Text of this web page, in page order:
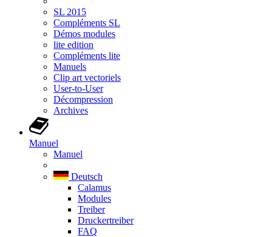
SL 2015
Compléments SL
Démos modules
lite edition
Compléments lite
Manuels
Clip art vectoriels
User-to-User
Décompression
Archives
Manuel
Manuel
Deutsch
Calamus
Modules
Treiber
Druckertreiber
FAQ